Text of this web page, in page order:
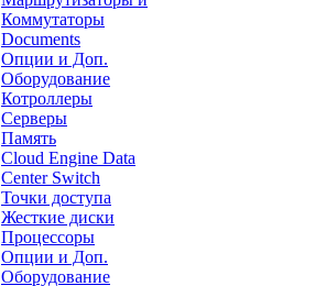
Коммутаторы
Documents
Опции и Доп.
Оборудование
Котроллеры
Серверы
Память
Cloud Engine Data
Center Switch
Точки доступа
Жесткие диски
Процессоры
Опции и Доп.
Оборудование